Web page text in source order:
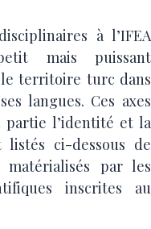
à l’IFEA
mais puissant
le territoire turc dans
langues. Ces axes
partie l’identité et la
listés ci-dessous de
par les
inscrites au